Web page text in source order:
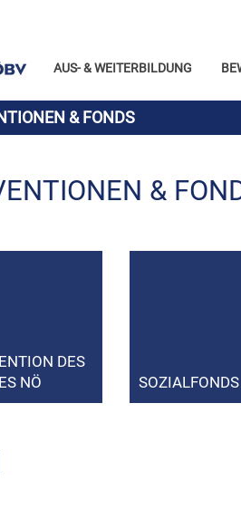
AUS- & WEITERBILDUNG
& FONDS
&
DES
NÖ
SOZIALFONDS